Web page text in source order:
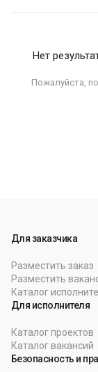
Нет
Пожалуйста,
Для заказчика
Разместить заказ
Разместить
Каталог
Для исполнителя
Каталог проектов
Каталог вакансий
Безопасность и